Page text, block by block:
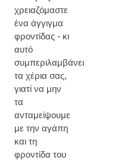
χρειαζόμαστε
ένα άγγιγμα
φροντίδας - κι
αυτό
συμπεριλαμβάνει
τα χέρια σας,
γιατί να μην
τα
ανταμείψουμε
με την αγάπη
και τη
φροντίδα του